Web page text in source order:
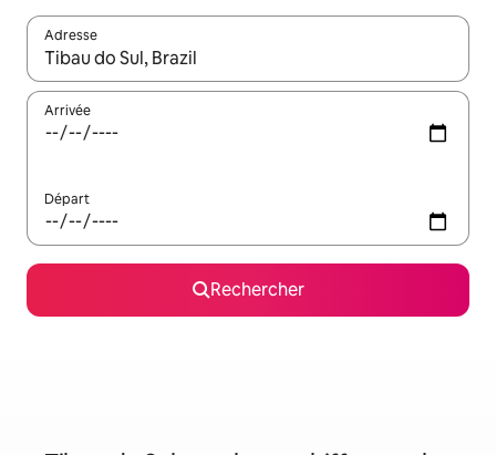
Adresse
Lorsque les résultats s'affichent, utilisez les flèches vers le
Arrivée
Départ
Rechercher